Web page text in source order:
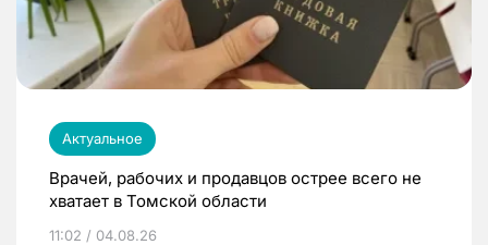
Актуальное
Врачей, рабочих и продавцов острее всего не
хватает в Томской области
11:02 / 04.08.26